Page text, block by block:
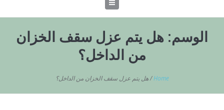
الوسم: هل يتم عزل سقف الخزان
من الداخل؟
Home
/هل يتم عزل سقف الخزان من الداخل؟